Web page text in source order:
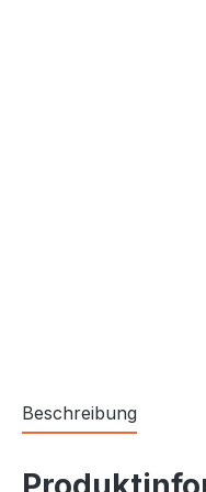
Beschreibung